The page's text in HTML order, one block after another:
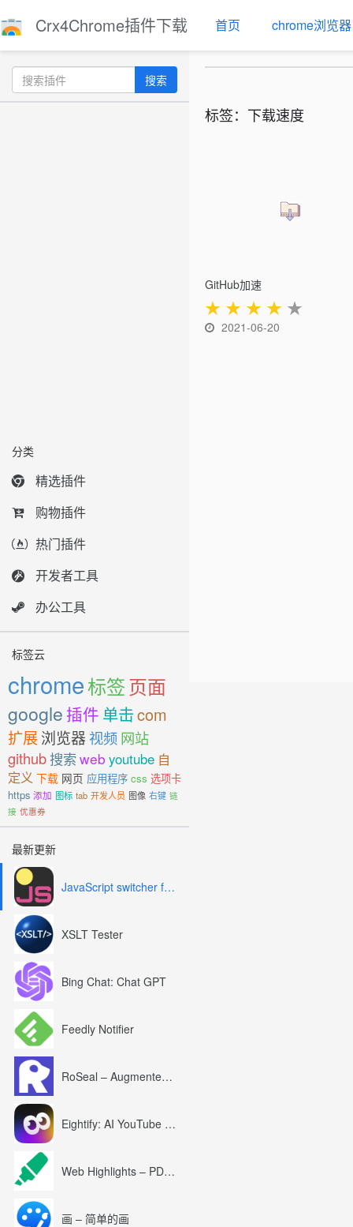
Crx4Chrome插件下载 首页 chrome浏览器
搜索
分类
精选插件
购物插件
热门插件
开发者工具
办公工具
标签云
chrome标签页面
google 插件 单击com
扩展浏览器 视频网站
github搜索web youtube 自
定义 下载 网页 应用程序 css 选项卡
https 添加 图标 tab 开发人员 图像 右键 链
接 优惠券
最新更新
JavaScript switcher for SEO and development
XSLT Tester
Bing Chat: Chat GPT
Feedly Notifier
RoSeal – Augmented Roblox Experience
Eightify: AI YouTube Summary with ChatGPT
Web Highlights – PDF & Web Highlighter
画 – 简单的画
标签：下载速度
GitHub加速
★ ★ ★ ★ ★
2021-06-20